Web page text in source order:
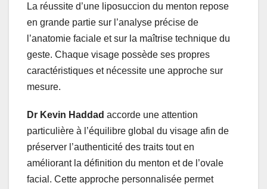
La réussite d’une liposuccion du menton repose
en grande partie sur l’analyse précise de
l’anatomie faciale et sur la maîtrise technique du
geste. Chaque visage possède ses propres
caractéristiques et nécessite une approche sur
mesure.
Dr Kevin Haddad accorde une attention
particulière à l’équilibre global du visage afin de
préserver l’authenticité des traits tout en
améliorant la définition du menton et de l’ovale
facial. Cette approche personnalisée permet